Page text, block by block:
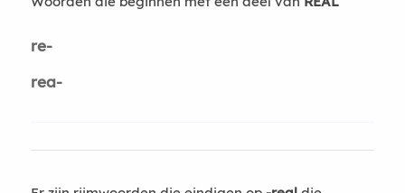
re-
rea-